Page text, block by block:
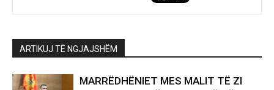
ARTIKUJ TË NGJAJSHËM
MARRËDHËNIET MES MALIT TË ZI